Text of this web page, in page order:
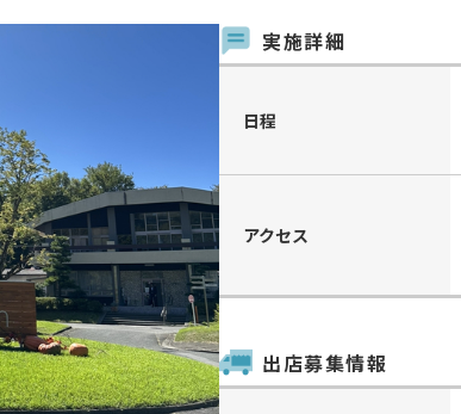
実施詳細
日程
アクセス
出店募集情報